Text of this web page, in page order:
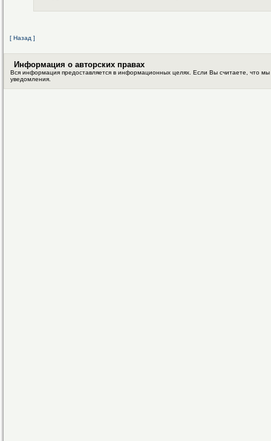
[ Назад ]
Информация о авторских правах
Вся информация предоставляется в информационных целях. Если Вы считаете, что
уведомления.